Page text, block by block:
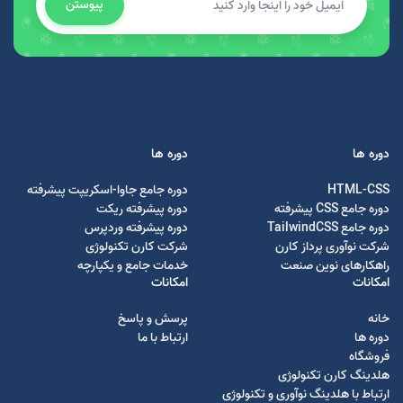
پیوستن
دوره ها
HTML-CSS
دوره جامع CSS پیشرفته
دوره جامع TailwindCSS
شرکت نوآوری پرداز کارن
راهکارهای نوین صنعت
دوره ها
دوره جامع جاوا-اسکریپت پیشرفته
دوره پیشرفته ریکت
دوره پیشرفته وردپرس
شرکت کارن تکنولوژی
خدمات جامع و یکپارچه
امکانات
خانه
دوره ها
فروشگاه
هلدینگ کارن تکنولوژی
ارتباط با هلدینگ نوآوری و تکنولوژی
امکانات
پرسش و پاسخ
ارتباط با ما